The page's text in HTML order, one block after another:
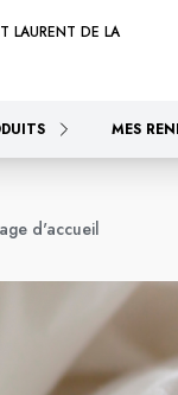
LAURENT DE LA
MES
d'accueil